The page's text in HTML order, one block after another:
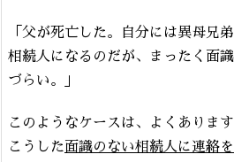
「父が死亡した。自分には異母兄
相続人になるのだが、まったく面
づらい。」
このようなケースは、よくあります
こうした 面識のない相続人に連絡